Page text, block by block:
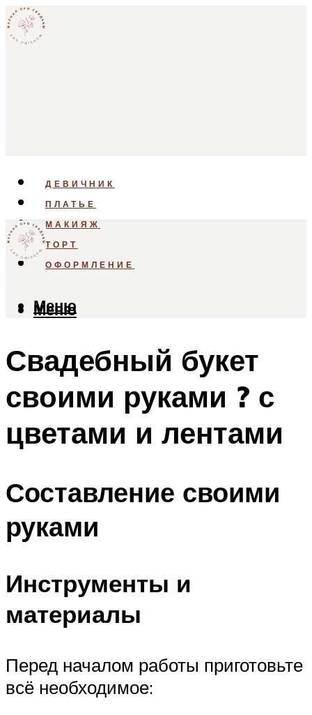
ДЕВИЧНИК
ПЛАТЬЕ
МАКИЯЖ
ТОРТ
ОФОРМЛЕНИЕ
Меню
Меню
Свадебный букет
своими руками ? с
цветами и лентами
Составление своими
руками
Инструменты и
материалы
Перед началом работы приготовьте
всё необходимое: